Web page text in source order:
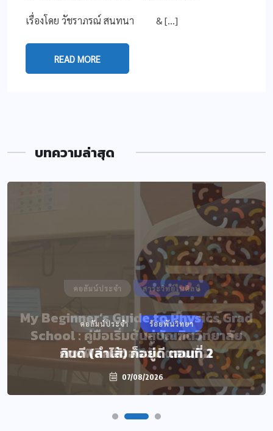
เรื่องโดย วัชราภรณ์ สนทนา & […]
READ MORE
บทความล่าสุด
คอลัมน์ประจำ สาระวิทย์ในศิลป์
My Beginner’s Guide to Physics Grad
School : คู่มือเริ่มต้นสู่บัณฑิตวิทยาลัย
สายฟิสิกส์ของฉัน ตอนที่ 11
07/08/2026
คอลัมน์ประจำ ร้อยพันวิทยา
กินดี (ลำไส้) ก็อยู่ดี ตอนที่ 2
07/08/2026